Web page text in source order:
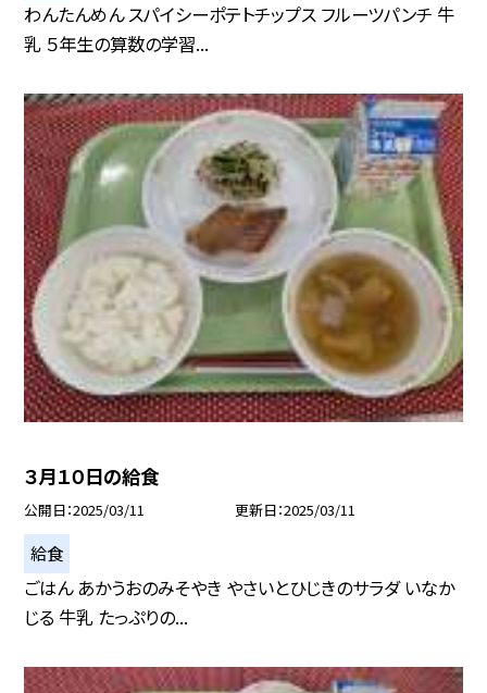
わんたんめん スパイシーポテトチップス フルーツパンチ 牛
乳 ５年生の算数の学習...
３月１０日の給食
公開日 2025/03/11 更新日 2025/03/11
給食
ごはん あかうおのみそやき やさいとひじきのサラダ いなか
じる 牛乳 たっぷりの...